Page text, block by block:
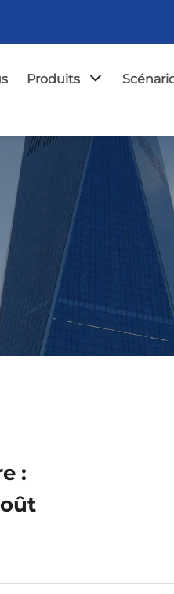
Produits
: